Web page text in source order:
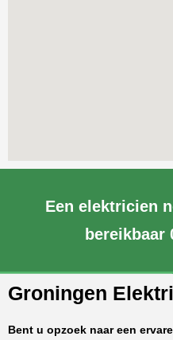
Een elektricien
bereikbaar
Groningen
Bent u opzoek naar een